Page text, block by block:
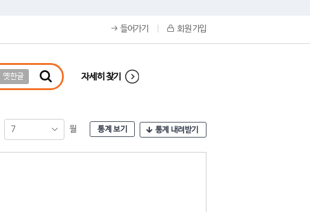
들어가기 회원 가입
옛한글 자세히 찾기
7 월 통계 보기 통계 내려받기